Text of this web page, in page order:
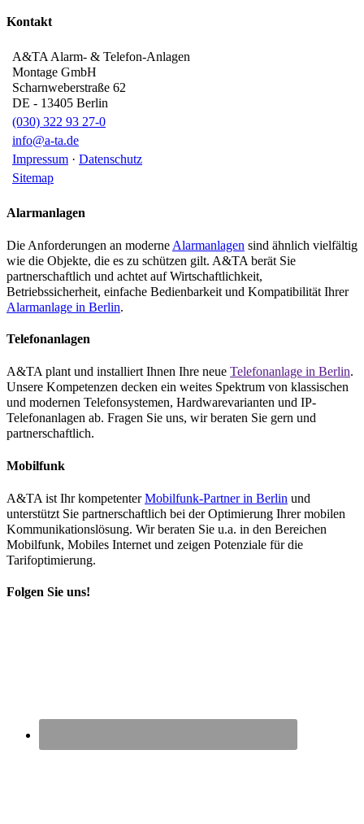
Kontakt
A&TA Alarm- & Telefon-Anlagen
Montage GmbH
Scharnweberstraße 62
DE - 13405 Berlin
(030) 322 93 27-0
info@a-ta.de
Impressum · Datenschutz
Sitemap
Alarmanlagen
Die Anforderungen an moderne Alarmanlagen sind ähnlich vielfältig
wie die Objekte, die es zu schützen gilt. A&TA berät Sie
partnerschaftlich und achtet auf Wirtschaftlichkeit,
Betriebssicherheit, einfache Bedienbarkeit und Kompatibilität Ihrer
Alarmanlage in Berlin.
Telefonanlagen
A&TA plant und installiert Ihnen Ihre neue Telefonanlage in Berlin.
Unsere Kompetenzen decken ein weites Spektrum von klassischen
und modernen Telefonsystemen, Hardwarevarianten und IP-
Telefonanlagen ab. Fragen Sie uns, wir beraten Sie gern und
partnerschaftlich.
Mobilfunk
A&TA ist Ihr kompetenterMobilfunk-Partner in Berlin und
unterstützt Sie partnerschaftlich bei der Optimierung Ihrer mobilen
Kommunikationslösung. Wir beraten Sie u.a. in den Bereichen
Mobilfunk, Mobiles Internet und zeigen Potenziale für die
Tarifoptimierung.
Folgen Sie uns!